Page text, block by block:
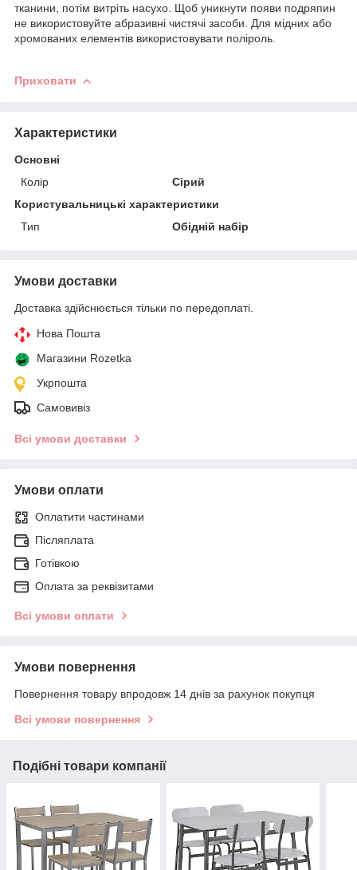
тканини, потім витріть насухо. Щоб уникнути появи подряпин
не використовуйте абразивні чистячі засоби. Для мідних або
хромованих елементів використовувати поліроль.
Приховати
Характеристики
Основні
Колір
Сірий
Користувальницькі характеристики
Тип
Обідній набір
Умови доставки
Доставка здійснюється тільки по передоплаті.
Нова Пошта
Магазини Rozetka
Укрпошта
Самовивіз
Всі умови доставки
Умови оплати
Оплатити частинами
Післяплата
Готівкою
Оплата за реквізитами
Всі умови оплати
Умови повернення
Повернення товару впродовж 14 днів за рахунок покупця
Всі умови повернення
Подібні товари компанії